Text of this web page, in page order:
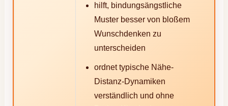
hilft, bindungsängstliche
Muster besser von bloßem
Wunschdenken zu
unterscheiden
ordnet typische Nähe-
Distanz-Dynamiken
verständlich und ohne